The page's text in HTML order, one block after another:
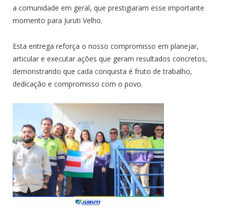
a comunidade em geral, que prestigiaram esse importante
momento para Juruti Velho.
Esta entrega reforça o nosso compromisso em planejar,
articular e executar ações que geram resultados concretos,
demonstrando que cada conquista é fruto de trabalho,
dedicação e compromisso com o povo.